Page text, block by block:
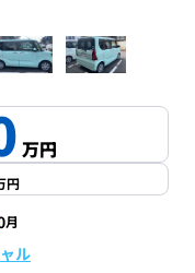
1/18
万円
円
月
ル